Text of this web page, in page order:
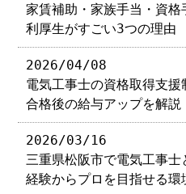
家賃補助・家族手当・資
利厚生がすごい3つの理由
2026/04/08
電気工事士の資格取得支援
合格後の給与アップを解説
2026/03/16
三重県松阪市で電気工事
経験からプロを目指せる環